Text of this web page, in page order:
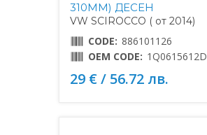
310MM) ДЕСЕН
VW SCIROCCO ( от 2014)
CODE: 886101126
OEM CODE: 1Q0615612D
29 € / 56.72 лв.